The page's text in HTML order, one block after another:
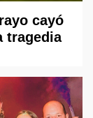
cayó
tragedia